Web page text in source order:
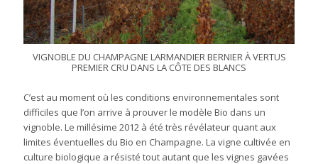
VIGNOBLE DU CHAMPAGNE LARMANDIER BERNIER À VERTUS
PREMIER CRU DANS LA CÔTE DES BLANCS
C’est au moment où les conditions environnementales sont
difficiles que l’on arrive à prouver le modèle Bio dans un
vignoble. Le millésime 2012 à été très révélateur quant aux
limites éventuelles du Bio en Champagne. La vigne cultivée en
culture biologique a résisté tout autant que les vignes gavées